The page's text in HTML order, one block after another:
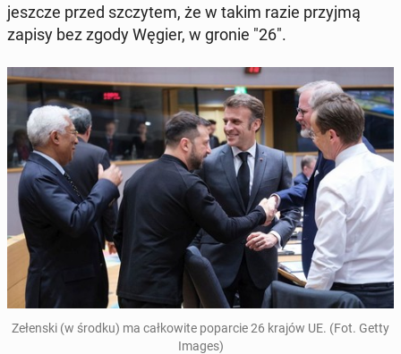
jeszcze przed szczy­tem, że w takim razie przyjmą
zapisy bez zgody Węgier, w gronie "26".
Ze­łen­ski (w środku) ma cał­ko­wi­te po­par­cie 26 krajów UE. (Fot. Getty
Images)